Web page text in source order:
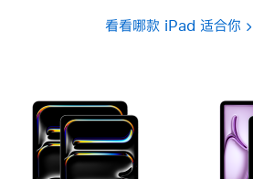
看看哪款 iPad 适合你